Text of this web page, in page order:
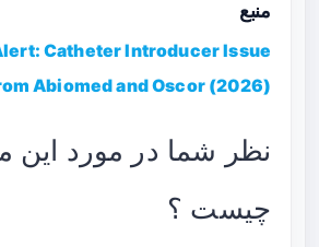
منبع
Catheter Introducer Issue
Abiomed and Oscor (2026)
نظر شما در مورد
چیست ؟